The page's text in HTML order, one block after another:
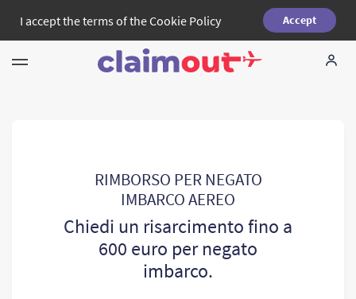
I accept the terms of theCookie Policy Accept
Domande piu` comuni
Language: IT
RIMBORSO PER NEGATO
IMBARCO AEREO
Chiedi un risarcimento fino a
600 euro per negato
imbarco.